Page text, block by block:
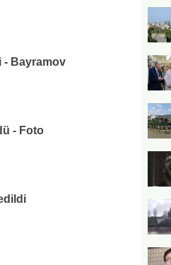
- Bayramov
- Foto